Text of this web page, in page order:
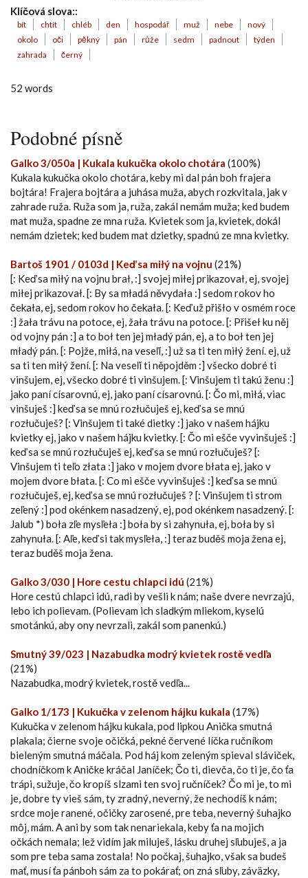
Klíčová slova::
bít chtít chléb den hospodář muž nebe
nový
okolo
oči pěkný pán růže sedm padnout
týden
zahrada
černý
52 words
Podobné písně
Galko 3/050a | Kukala kukučka okolo chotára (100%)
Kukala kukučka okolo chotára, keby mi dal pán boh frajera
bojtára! Frajera bojtára a juhása muža, abych rozkvitala, jak v
zahrade ruža. Ruža som ja, ruža, zakál nemám muža; ked budem
mat muža, spadne ze mna ruža. Kvietek som ja, kvietek, dokál
nemám dzietek; ked budem mat dzietky, spadnú ze mna kvietky.
Bartoš 1901 / 0103d | Keď sa miłý na vojnu (21%)
[: Keď sa miłý na vojnu brał, :] svojej miłej prikazovał, ej, svojej
miłej prikazovał. [: By sa mładá něvydała :] sedom rokov ho
čekała, ej, sedom rokov ho čekała. [: Keď už přišło v osmém roce
:] žała trávu na potoce, ej, žała trávu na potoce. [: Přišeł ku něj
od vojny pán :] a to boł ten jej mładý pán, ej, a to boł ten jej
mładý pán. [: Pojže, miłá, na veseľí, :] už sa ti ten miłý žení. ej, už
sa ti ten miłý žení. [: Na veseľí ti něpojděm :] všecko dobré ti
vinšujem, ej, všecko dobré ti vinšujem. [: Vinšujem ti takú ženu :]
jako paní císarovnú, ej, jako paní císarovnú. [: Čo mi, miłá, viac
vinšuješ :] keď sa se mnú rozłučuješ ej, keď sa se mnú
rozłučuješ? [: Vinšujem ti také dietky :] jako v našem hájku
kvietky ej, jako v našem hájku kvietky. [: Čo mi ešče vyvinšuješ :]
keď sa se mnú rozłučuješ ej, keď sa se mnú rozłučuješ? [:
Vinšujem ti teľo złata :] jako v mojem dvore błata ej, jako v
mojem dvore błata. [: Co mi ešče vyvinšuješ :] keď sa se mnú
rozłučuješ, ej, keď sa se mnú rozłučuješ ? [: Vinšujem ti strom
zeľený :] pod okénkem nasadzený, ej, pod okénkem nasadzený. [:
Jalub *) boła zľe mysľeła :] boła by si zahynuła, ej, boła by si
zahynuła. [: Aľe, keď si tak mysľeła, :] teraz buděš moja žena ej,
teraz buděš moja žena.
Galko 3/030 | Hore cestu chlapci idú (21%)
Hore cestú chlapci idú, radi by vešli k nám; naše dvere nevrzajú,
lebo ich polievam. (Polievam ich sladkým mliekom, kyselú
smotánkú, aby ony nevrzali, zakál som panenkú.)
Smutný 39/023 | Nazabudka modrý kvietek rostě vedľa
(21%)
Nazabudka, modrý kvietek, rostě vedľa...
Galko 1/173 | Kukučka v zelenom hájku kukala (17%)
Kukučka v zelenom hájku kukala, pod lipkou Anička smutná
plakala; čierne svoje očičká, pekné červené líčka ručníkom
bieleným smutná máčala. Pod háj kom zeleným spieval sláviček,
chodníčkom k Aničke kráčal Janíček; Čo ti, dievča, čo ti je, čo ťa
trápi, sužuje, čo kropíš slzami ten svoj ručníček? Čo mi je, to mi
je, dobre ty vieš sám, ty zradný, neverný, že nechodíš k nám;
srdce moje ranené, očičky zarosené, pre teba, neverný šuhajko
môj, mám. A ani by som tak nenariekala, keby ťa na mojich
očkách nemala; lež vidím jak miluješ, lásku druhej sľubuješ, a ja
som pre teba sama zostala! No počkaj, šuhajko, však sa budeš
mať, musí ťa pánboh sám za to pokárať; on zná sľuby, záväzky,